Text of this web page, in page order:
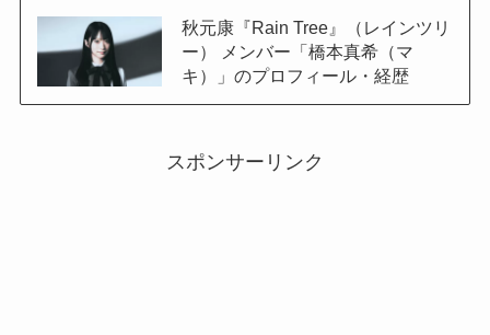
秋元康『Rain Tree』（レインツリ
ー） メンバー「橋本真希（マ
キ）」のプロフィール・経歴
スポンサーリンク